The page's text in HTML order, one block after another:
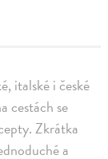
italské i české
cestách se
Zkrátka
a